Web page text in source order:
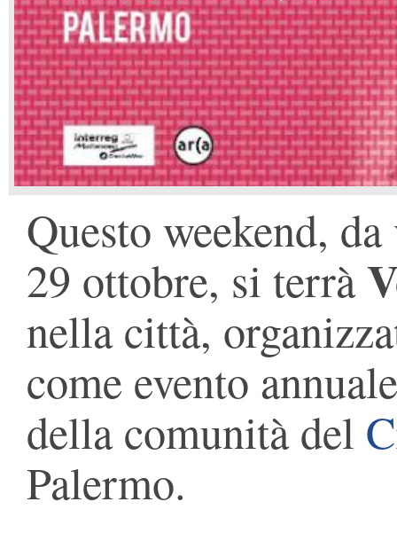
Questo weekend,
29 ottobre, si terrà
nella città,
come evento
della comunità del
Palermo.